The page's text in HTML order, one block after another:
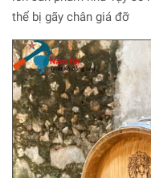
thể bị gãy chân giá đỡ